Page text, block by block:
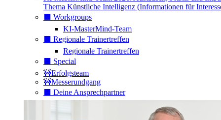
Thema Künstliche Intelligenz (Informationen für
⬛️ Workgroups
KI-MasterMind-Team
⬛️ Regionale Trainertreffen
Regionale Trainertreffen
⬛️ Special
🚧Erfolgsteam
🚧Messerundgang
⬛️ Deine Ansprechpartner